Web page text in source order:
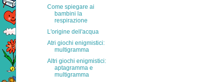
Come spiegare ai
bambini la
respirazione
L'origine dell'acqua
Atri giochi enigmistici:
multigramma
Altri giochi enigmistici:
aptagramma e
multigramma